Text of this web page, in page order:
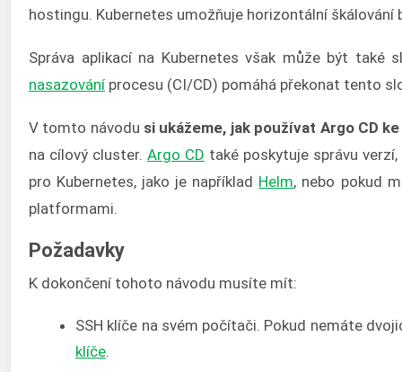
hostingu. Kubernetes umožňuje horizontální
Správa aplikací na Kubernetes však může být také
nasazování procesu (CI/CD) pomáhá překonat tento
V tomto návodu si ukážeme, jak používat Argo CD
na cílový cluster. Argo CD také poskytuje správu
pro Kubernetes, jako je například Helm, nebo pokud
platformami.
Požadavky
K dokončení tohoto návodu musíte mít:
SSH klíče na svém počítači. Pokud nemáte
klíče.